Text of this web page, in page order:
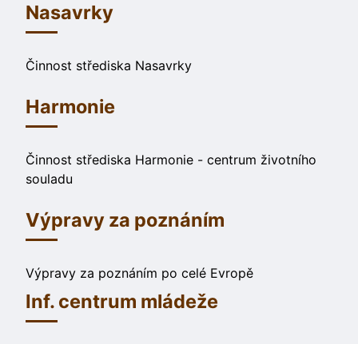
Nasavrky
Činnost střediska Nasavrky
Harmonie
Činnost střediska Harmonie - centrum životního
souladu
Výpravy za poznáním
Výpravy za poznáním po celé Evropě
Inf. centrum mládeže